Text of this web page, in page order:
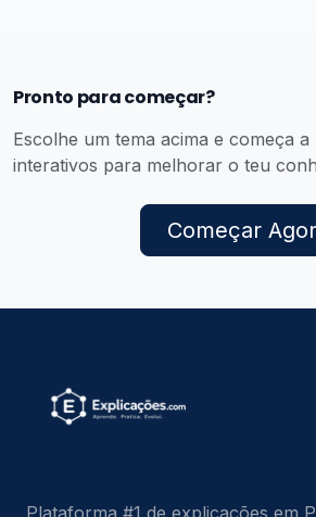
Pronto para começar?
Escolhe um tema acima e começa
interativos para melhorar o teu
Começar
Plataforma #1 de explicações em